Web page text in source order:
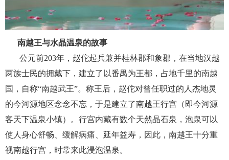
南越王与水晶温泉的故事
公元前203年，赵佗起兵兼并桂林郡和象郡，在当地汉越
两族士民的拥戴下，建立了以番禺为王都，占地千里的南越
国，自称“南越武王”。称王后，赵佗对曾任职过的人杰地灵
的今河源地区念念不忘，于是建立了南越王行宫（即今河源
客天下温泉小镇）。行宫内藏有数个天然晶石泉，泡泉可以
使人身心舒畅、缓解病痛、延年益寿，因此，南越王十分重
视南越行宫，时常来此浸泡温泉。